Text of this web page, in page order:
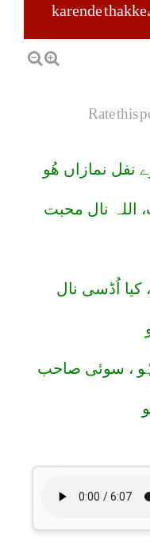
karende
Rate this
نفل نمازاں ھُو
نال محبت
اُڈسی نال
، سوئی صاحب